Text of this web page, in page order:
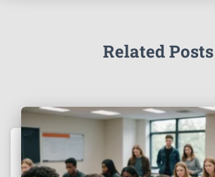
Related Posts